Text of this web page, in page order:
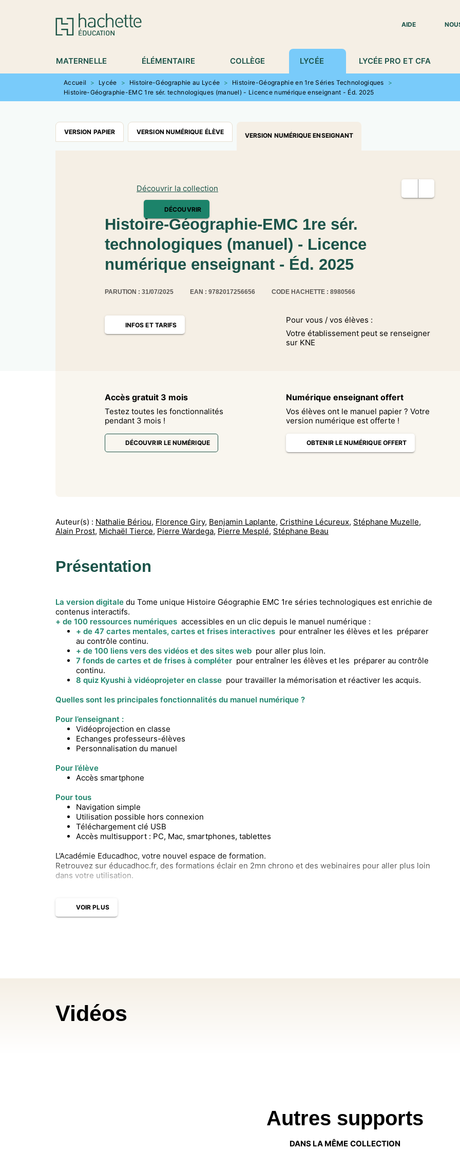
MENU RECHERCHE
AIDE
MATERNELLE ÉLÉMENTAIRE COLLÈGE LYCÉE LYCÉE PRO ET CFA
Accueil > Lycée > Histoire-Géographie au Lycée > Histoire-Géographie en 1re Séries Technologiques
>
Histoire-Géographie-EMC 1re sér. technologiques (manuel) - Licence numérique enseignant - Éd. 2025
VERSION PAPIER VERSION NUMÉRIQUE ÉLÈVE VERSION NUMÉRIQUE ENSEIGNANT
DÉCOUVRIR
Découvrir la collection
Histoire-Géographie-EMC 1re sér.
technologiques (manuel) - Licence
numérique enseignant - Éd. 2025
PARUTION : 31/07/2025 EAN : 9782017256656 CODE HACHETTE : 8980566
INFOS ET TARIFS
Pour vous / vos élèves :
Votre établissement peut se renseigner
sur KNE
Accès gratuit 3 mois
Testez toutes les fonctionnalités
pendant 3 mois !
DÉCOUVRIR LE NUMÉRIQUE
Numérique enseignant offert
Vos élèves ont le manuel papier ? Votre
version numérique est offerte !
OBTENIR LE NUMÉRIQUE OFFERT
Auteur(s) : Nathalie Bériou, Florence Giry, Benjamin Laplante, Cristhine Lécureux, Stéphane Muzelle,
Alain Prost, Michaël Tierce, Pierre Wardega, Pierre Mesplé, Stéphane Beau
Présentation
La version digitale du Tome unique Histoire Géographie EMC 1re séries technologiques est enrichie de
contenus interactifs.
+ de 100 ressources numériques accessibles en un clic depuis le manuel numérique :
+ de 47 cartes mentales, cartes et frises interactives pour entraîner les élèves et les préparer
au contrôle continu.
+ de 100 liens vers des vidéos et des sites web pour aller plus loin.
7 fonds de cartes et de frises à compléter pour entraîner les élèves et les préparer au contrôle
continu.
8 quiz Kyushi à vidéoprojeter en classe pour travailler la mémorisation et réactiver les acquis.
Quelles sont les principales fonctionnalités du manuel numérique ?
Pour l’enseignant :
Vidéoprojection en classe
Echanges professeurs-élèves
Personnalisation du manuel
Pour l’élève
Accès smartphone
Pour tous
Navigation simple
Utilisation possible hors connexion
Téléchargement clé USB
Accès multisupport : PC, Mac, smartphones, tablettes
L’Académie Educadhoc, votre nouvel espace de formation.
Retrouvez sur éducadhoc.fr, des formations éclair en 2mn chrono et des webinaires pour aller plus loin
dans votre utilisation.
VOIR PLUS
Vidéos
Autres supports
DANS LA MÊME COLLECTION